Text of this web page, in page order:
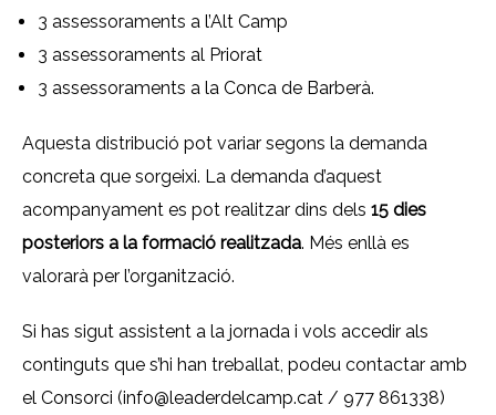
3 assessoraments a l’Alt Camp
3 assessoraments al Priorat
3 assessoraments a la Conca de Barberà.
Aquesta distribució pot variar segons la demanda
concreta que sorgeixi. La demanda d’aquest
acompanyament es pot realitzar dins dels 15 dies
posteriors a la formació realitzada. Més enllà es
valorarà per l’organització.
Si has sigut assistent a la jornada i vols accedir als
continguts que s’hi han treballat, podeu contactar amb
el Consorci (info@leaderdelcamp.cat / 977 861338)